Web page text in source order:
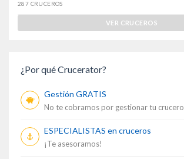
287 CRUCEROS
VER CRUCEROS
¿Por qué Crucerator?
Gestión GRATIS
No te cobramos por gestionar tu crucero
ESPECIALISTAS en cruceros
¡Te asesoramos!